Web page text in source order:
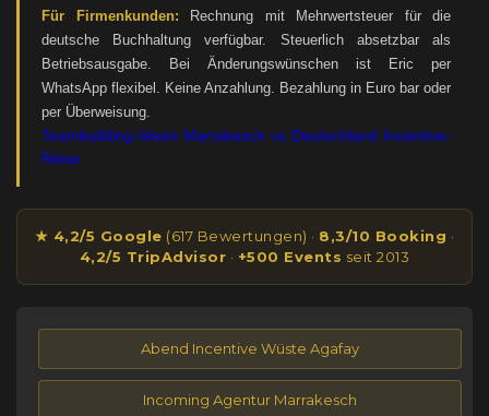
Für Firmenkunden: Rechnung mit Mehrwertsteuer für die
deutsche Buchhaltung verfügbar. Steuerlich absetzbar als
Betriebsausgabe. Bei Änderungswünschen ist Eric per
WhatsApp flexibel. Keine Anzahlung. Bezahlung in Euro bar oder
per Überweisung.
Teambuilding-Ideen Marrakesch vs Deutschland Incentive-
Reise
★ 4,2/5 Google (617 Bewertungen) · 8,3/10 Booking ·
4,2/5 TripAdvisor · +500 Events seit 2013
Abend Incentive Wüste Agafay
Incoming Agentur Marrakesch